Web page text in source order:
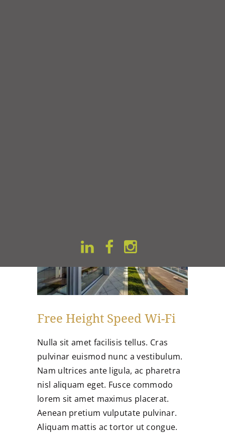
Free Height Speed Wi-Fi
Nulla sit amet facilisis tellus. Cras
pulvinar euismod nunc a vestibulum.
Nam ultrices ante ligula, ac pharetra
nisl aliquam eget. Fusce commodo
lorem sit amet maximus placerat.
Aenean pretium vulputate pulvinar.
Aliquam mattis ac tortor ut congue.